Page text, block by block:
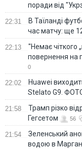
поради від
22:31
В Таїланді
час матчу: ще
22:13
"Немає чіткого
повернення на
0
22:02
Huawei
Stelato G9.
21:58
Трамп різко
Гегсетом
56
21:54
Зеленський
водою в